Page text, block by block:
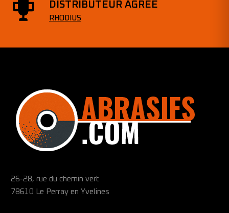
DISTRIBUTEUR AGRÉÉ
RHODIUS
26-28, rue du chemin vert
78610 Le Perray en Yvelines